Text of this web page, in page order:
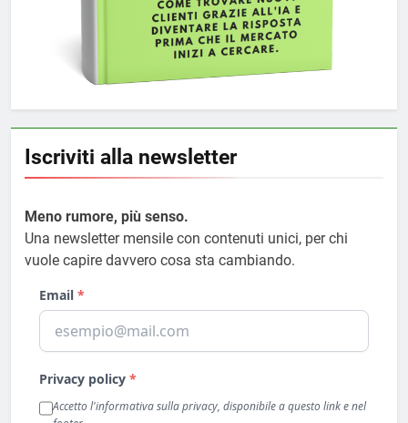
Iscriviti alla newsletter
Meno rumore, più senso.
Una newsletter mensile con contenuti unici, per chi
vuole capire davvero cosa sta cambiando.